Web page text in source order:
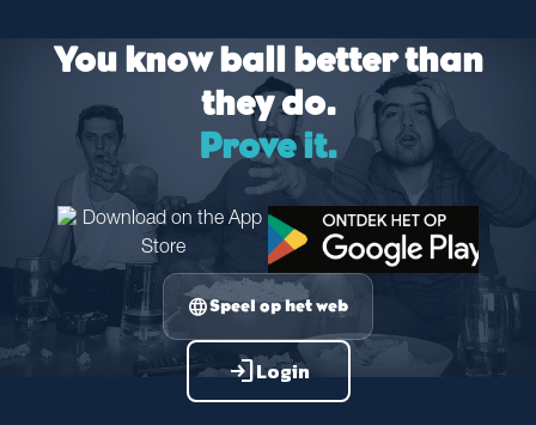
You know ball better than
they do.
Prove it.
languageSpeel op het web
loginLogin